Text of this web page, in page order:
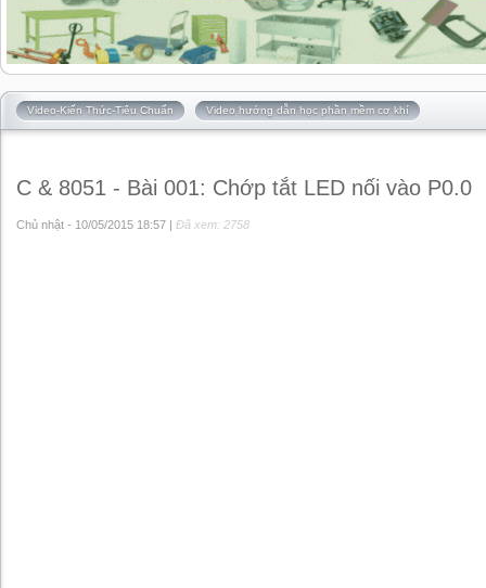
Video-Kiến Thức-Tiêu Chuẩn Video hướng dẫn học phần mềm cơ khí
C & 8051 - Bài 001: Chớp tắt LED nối vào P0.0
Chủ nhật - 10/05/2015 18:57 | Đã xem: 2758